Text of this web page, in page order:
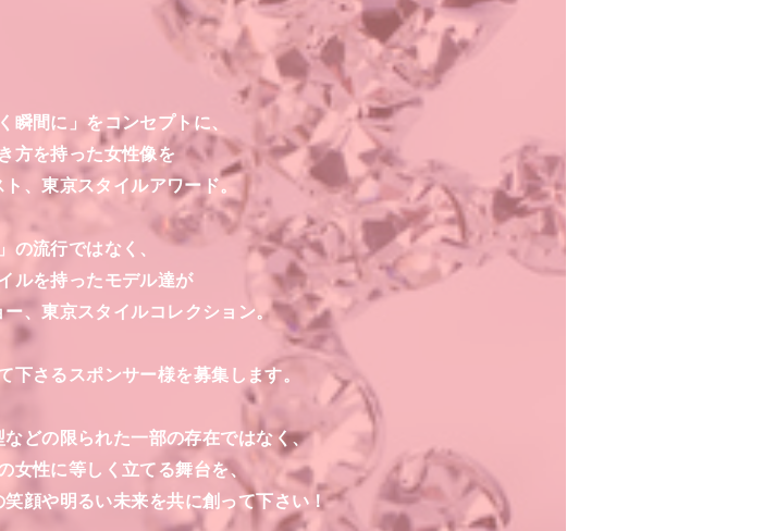
瞬間に」をコンセプトに、
方を持った女性像を
、東京スタイルアワード。
の流行ではなく、
ルを持ったモデル達が
、東京スタイルコレクション。
下さるスポンサー様を募集します。
どの限られた一部の存在ではなく、
女性に等しく立てる舞台を、
顔や明るい未来を共に創って下さい！